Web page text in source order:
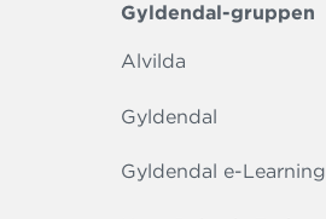
Gyldendal-gruppen
Alvilda
Gyldendal
Gyldendal e-Learning